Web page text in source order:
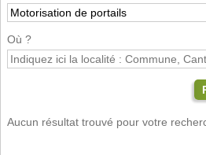
Où ?
Aucun résultat trouvé pour votre